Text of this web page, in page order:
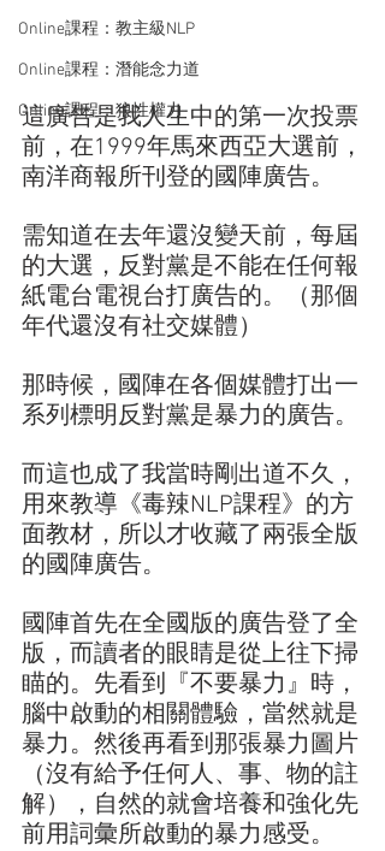
Online課程：教主級NLP
Online課程：潛能念力道
Online課程：狼性權力
這廣告是我人生中的第一次投票
前，在1999年馬來西亞大選前，
南洋商報所刊登的國陣廣告。
需知道在去年還沒變天前，每屆
的大選，反對黨是不能在任何報
紙電台電視台打廣告的。（那個
年代還沒有社交媒體）
那時候，國陣在各個媒體打出一
系列標明反對黨是暴力的廣告。
而這也成了我當時剛出道不久，
用來教導《毒辣NLP課程》的方
面教材，所以才收藏了兩張全版
的國陣廣告。
國陣首先在全國版的廣告登了全
版，而讀者的眼睛是從上往下掃
瞄的。先看到『不要暴力』時，
腦中啟動的相關體驗，當然就是
暴力。然後再看到那張暴力圖片
（沒有給予任何人、事、物的註
解），自然的就會培養和強化先
前用詞彙所啟動的暴力感受。